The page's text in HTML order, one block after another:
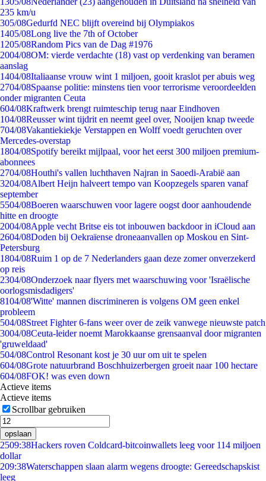
235 km/u
305/08Gedurfd NEC blijft overeind bij Olympiakos
1405/08Long live the 7th of October
1205/08Random Pics van de Dag #1976
2004/08OM: vierde verdachte (18) vast op verdenking van beramen
aanslag
1404/08Italiaanse vrouw wint 1 miljoen, gooit kraslot per abuis weg
2704/08Spaanse politie: minstens tien voor terrorisme veroordeelden
onder migranten Ceuta
604/08Kraftwerk brengt ruimteschip terug naar Eindhoven
104/08Reusser wint tijdrit en neemt geel over, Nooijen knap tweede
704/08Vakantiekiekje Verstappen en Wolff voedt geruchten over
Mercedes-overstap
1804/08Spotify bereikt mijlpaal, voor het eerst 300 miljoen premium-
abonnees
2704/08Houthi's vallen luchthaven Najran in Saoedi-Arabië aan
3204/08Albert Heijn halveert tempo van Koopzegels sparen vanaf
september
5504/08Boeren waarschuwen voor lagere oogst door aanhoudende
hitte en droogte
2004/08Apple vecht Britse eis tot inbouwen backdoor in iCloud aan
2604/08Doden bij Oekraïense droneaanvallen op Moskou en Sint-
Petersburg
1804/08Ruim 1 op de 7 Nederlanders gaan deze zomer onverzekerd
op reis
2304/08Onderzoek naar flyers met waarschuwing voor 'Israëlische
oorlogsmisdadigers'
8104/08'Witte' mannen discrimineren is volgens OM geen enkel
probleem
504/08Street Fighter 6-fans weer over de zeik vanwege nieuwste patch
3004/08Ceuta-leider noemt Marokkaanse grensaanval door migranten
'gruweldaad'
504/08Control Resonant kost je 30 uur om uit te spelen
604/08Grote natuurbrand Boschhuizerbergen groeit naar 100 hectare
604/08FOK! was even down
Actieve items
Actieve items
Scrollbar gebruiken
opslaan
2509:38Hackers roven Coldcard-bitcoinwallets leeg voor 114 miljoen
dollar
209:38Waterschappen slaan alarm wegens droogte: Gereedschapskist
leeg